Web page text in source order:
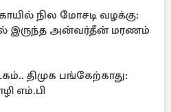
நில மோசடி வழக்கு:
இருந்த அன்வர்தீன் மரணம்
திமுக பங்கேற்காது:
எம்.பி